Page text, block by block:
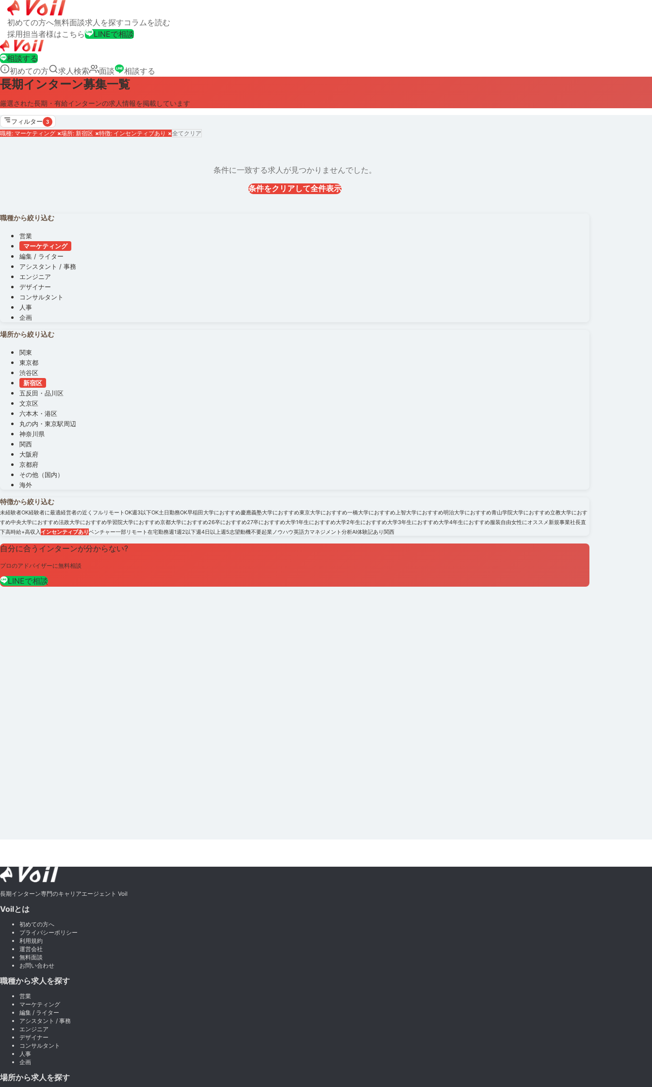
初めての方へ無料面談求人を探すコラムを読む
採用担当者様はこちら
LINEで相談
相談する
初めての方
求人検索 面談 相談する
長期インターン募集一覧
厳選された長期・有給インターンの求人情報を掲載しています
フィルター 3
職種: マーケティング ×場所: 新宿区 ×特徴: インセンティブあり ×全てクリア
条件に一致する求人が見つかりませんでした。
条件をクリアして全件表示
職種から絞り込む
営業
マーケティング
編集 / ライター
アシスタント / 事務
エンジニア
デザイナー
コンサルタント
人事
企画
場所から絞り込む
関東
東京都
渋谷区
新宿区
五反田・品川区
文京区
六本木・港区
丸の内・東京駅周辺
神奈川県
関西
大阪府
京都府
その他（国内）
海外
特徴から絞り込む
未経験者OK経験者に最適経営者の近く フルリモートOK週3以下OK土日勤務OK早稲田大学におすすめ慶應義塾大学におすすめ東京大学におすすめ一橋大学におすすめ上智大学におすすめ明治大学におすすめ青山学院大学におすすめ立教大学におす
すめ中央大学におすすめ法政大学におすすめ学習院大学におすすめ京都大学におすすめ26卒におすすめ27卒におすすめ大学1年生におすすめ大学2年生におすすめ大学3年生におすすめ大学4年生におすすめ服装自由女性にオススメ新規事業社長直
下高時給+高収入 インセンティブありベンチャー一部リモート在宅勤務週1週2以下週4日以上週5志望動機不要起業ノウハウ英語力マネジメント分析AI体験記あり関西
自分に合うインターンが分からない?
プロのアドバイザーに無料相談
LINEで相談
長期インターン専門のキャリアエージェント Voil
Voilとは
初めての方へ
プライバシーポリシー
利用規約
運営会社
無料面談
お問い合わせ
職種から求人を探す
営業
マーケティング
編集 / ライター
アシスタント / 事務
エンジニア
デザイナー
コンサルタント
人事
企画
場所から求人を探す